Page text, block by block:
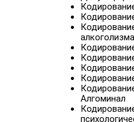
алкоголизма
Алгоминал